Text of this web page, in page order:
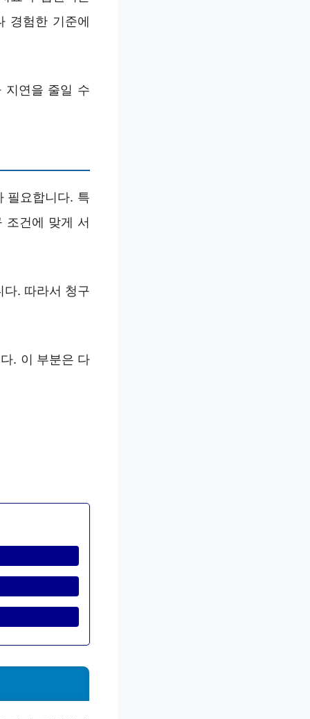
경험한 기준에
지연을 줄일 수
필요합니다. 특
조건에 맞게 서
. 따라서 청구
. 이 부분은 다